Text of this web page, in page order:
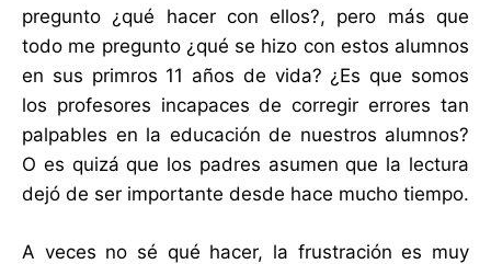
pregunto ¿qué hacer con ellos?, pero más que
todo me pregunto ¿qué se hizo con estos alumnos
en sus primros 11 años de vida? ¿Es que somos
los profesores incapaces de corregir errores tan
palpables en la educación de nuestros alumnos?
O es quizá que los padres asumen que la lectura
dejó de ser importante desde hace mucho tiempo.
A veces no sé qué hacer, la frustración es muy